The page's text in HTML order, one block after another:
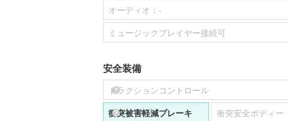
オーディオ： -
ミュージックプレイヤー接続可
安全装備
トラクションコントロール
衝突被害軽減プレーキ
衝突安全ボディー